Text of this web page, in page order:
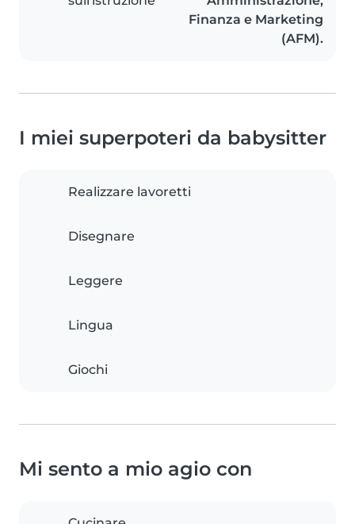
Finanza e Marketing
(AFM).
I miei superpoteri da babysitter
Realizzare lavoretti
Disegnare
Leggere
Lingua
Giochi
Mi sento a mio agio con